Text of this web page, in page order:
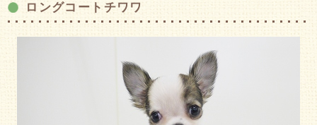
ロングコートチワワ